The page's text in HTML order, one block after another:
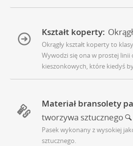
Kształt koperty:
Okrągły kształt koperty to
Wywodzi się ona w prostej linii
kieszonkowych, które kiedyś
Materiał bransolety
tworzywa sztucznego
Pasek wykonany z wysokiej
sztucznego.